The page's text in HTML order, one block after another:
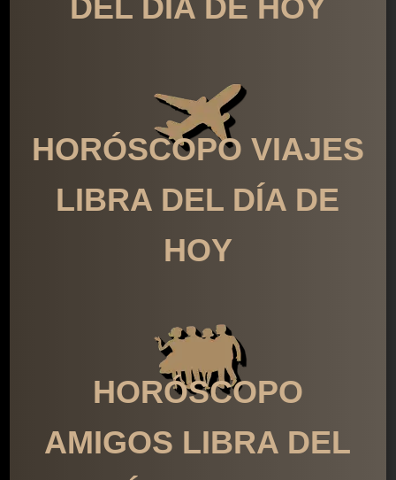
DEL DÍA DE HOY
HORÓSCOPO VIAJES
LIBRA DEL DÍA DE
HOY
HORÓSCOPO
AMIGOS LIBRA DEL